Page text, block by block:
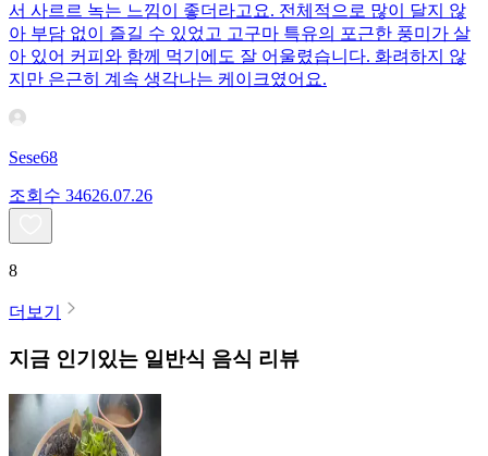
서 사르르 녹는 느낌이 좋더라고요. 전체적으로 많이 달지 않
아 부담 없이 즐길 수 있었고 고구마 특유의 포근한 풍미가 살
아 있어 커피와 함께 먹기에도 잘 어울렸습니다. 화려하지 않
지만 은근히 계속 생각나는 케이크였어요.
Sese68
조회수 34626.07.26
8
더보기
지금 인기있는 일반식 음식 리뷰